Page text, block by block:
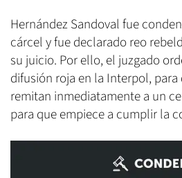
Hernández Sandoval fue
cárcel y fue declarado reo
su juicio. Por ello, el juzgado
difusión roja en la Interpol,
remitan inmediatamente a un
para que empiece a cumplir la